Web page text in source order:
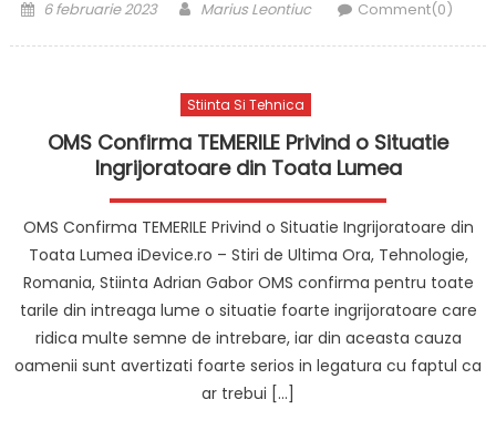
Posted
6 februarie 2023 Author
Marius Leontiuc Comment(0)
Stiinta Si Tehnica
OMS Confirma TEMERILE Privind o Situatie
Ingrijoratoare din Toata Lumea
OMS Confirma TEMERILE Privind o Situatie Ingrijoratoare din
Toata Lumea iDevice.ro – Stiri de Ultima Ora, Tehnologie,
Romania, Stiinta Adrian Gabor OMS confirma pentru toate
tarile din intreaga lume o situatie foarte ingrijoratoare care
ridica multe semne de intrebare, iar din aceasta cauza
oamenii sunt avertizati foarte serios in legatura cu faptul ca
ar trebui […]